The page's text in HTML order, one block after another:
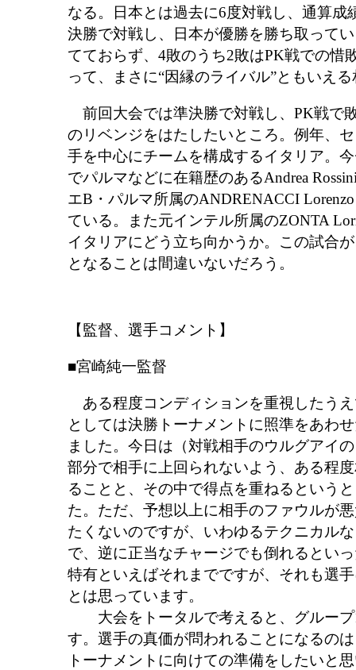
なる。日本とは過去に6度対戦し、通算成
決勝で対戦し、日本が優勝を勝ち取って
てておらず、4敗のうち2敗はPK戦での惜
って、まさに“因縁のライバル”ともいえ
前回大会では準決勝で対戦し、PK戦で
のリベンジをはたしたいところ。例年、
手を中心にチームを構成するイタリア。
でパルマなどに在籍歴のあるAndrea
エB・パルマ所属のANDRENACCI
ている。また元インテル所属のZONTA
イタリアにどう立ち向かうか。この試合
となることは間違いないだろう。
【監督、選手コメント】
■宮崎純一監督
ある程度コンディションを重視したう
としては決勝トーナメントに照準をあわ
ました。今日は（対戦相手のウルグアイ
部分で相手に上回られないよう、ある程
ることと、その中で得点を重ねるという
た。ただ、予想以上に相手のファウルが
たくないのですが、いわゆるテクニカル
で、逆に正当なチャージでも倒れるとい
特有といえばそれまでですが、それも選
とは思っています。
大会をトータルで考えると、グループ
す。選手の真価が問われることになるの
トーナメントに向けての準備をしたいと